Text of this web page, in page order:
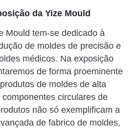
da Yize Mould
Mould tem-se dedicado à
de moldes de precisão e
médicos. Na exposição
de forma proeminente
de moldes de alta
circulares de
não só exemplificam a
de fabrico de moldes,